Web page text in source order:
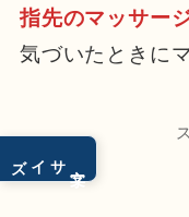
サイズ
指先のマッサー
気づいたときに